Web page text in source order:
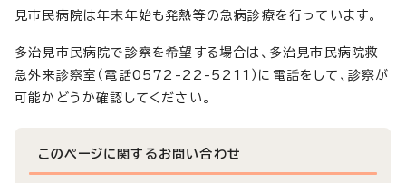
見市民病院は年末年始も発熱等の急病診療を行っています。
多治見市民病院で診察を希望する場合は、多治見市民病院救
急外来診察室（電話0572-22-5211）に電話をして、診察が
可能かどうか確認してください。
このページに関する お問い合わせ